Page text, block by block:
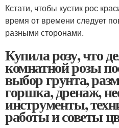
Кстати, чтобы кустик рос
время от времени следует
разными сторонами.
Купила розу, что
комнатной розы
выбор грунта,
горшка, дренаж,
инструменты,
работы и советы